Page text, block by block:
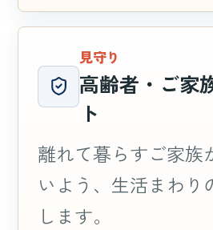
見守り
高齢者・ご家
ト
離れて暮らすご家族
いよう、生活まわり
します。